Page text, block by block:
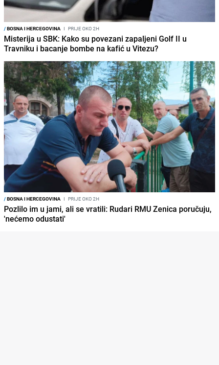
/BOSNA I HERCEGOVINA I PRIJE OKO 2H
Misterija u SBK: Kako su povezani zapaljeni Golf II u
Travniku i bacanje bombe na kafić u Vitezu?
/BOSNA I HERCEGOVINA I PRIJE OKO 2H
Pozlilo im u jami, ali se vratili: Rudari RMU Zenica poručuju,
'nećemo odustati'